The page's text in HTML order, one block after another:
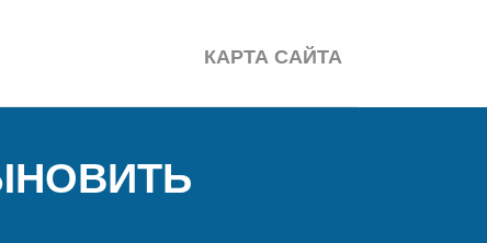
КАРТА САЙТА